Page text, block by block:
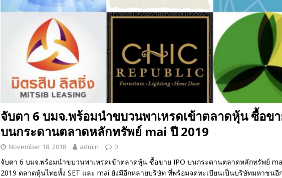
จับตา 6 บมจ.พร้อมนำขบวนพาเหรดเข้าตลาดหุ้น ซื้อขา
บนกระดานตลาดหลักทรัพย์ mai ปี 2019
November 18, 2018 admin 0
จับตา 6 บมจ.พร้อมนำขบวนพาเหรดเข้าตลาดหุ้น ซื้อขาย IPO บนกระดานตลาดหลักทรัพย์
2019 ตลาดหุ้นไทยทั้ง SET และ mai ยังมีอีกหลายบริษัท ที่พร้อมจดทะเบียนเป็นบริษัทมหาชน